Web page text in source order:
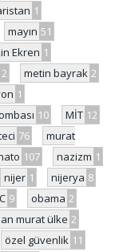
1
mayın 51
Ekren 1
2 metin bayrak 2
1
10 MİT 12
76
murat
107 nazizm 1
nijer 1 nijerya 8
9 obama 2
murat ülke 2
özel güvenlik 11